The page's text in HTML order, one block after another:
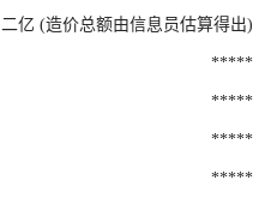
二亿 (造价总额由信息员估算得出)
*****
*****
*****
*****